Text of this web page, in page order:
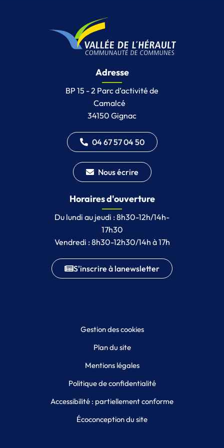
Adresse
BP 15 - 2 Parc d’activité de
Camalcé
34150 Gignac
04 67 57 04 50
Nous écrire
Horaires d'ouverture
Du lundi au jeudi : 8h30-12h/14h-
17h30
Vendredi : 8h30-12h30/14h à 17h
S'inscrire à lanewsletter
Gestion des cookies
Plan du site
Mentions légales
Politique de confidentialité
Accessibilité : partiellement conforme
Écoconception du site